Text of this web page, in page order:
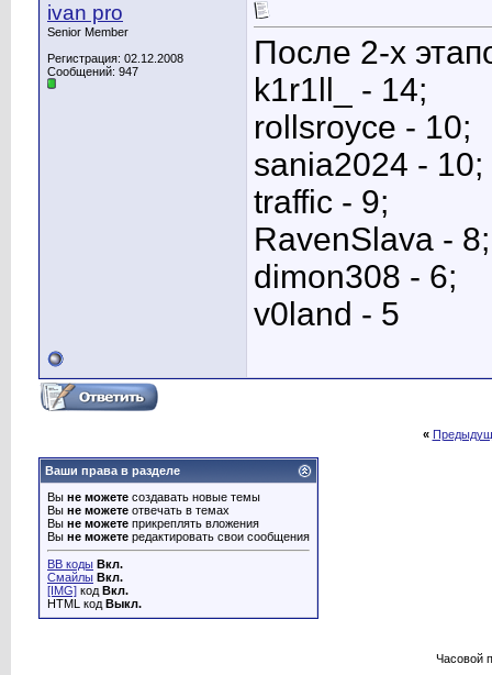
ivan pro
Senior Member
Регистрация: 02.12.2008
Сообщений: 947
После 2-х
k1r1ll_ - 14;
rollsroyce - 10;
sania2024 - 10;
traffic - 9;
RavenSlava - 8;
dimon308 - 6;
v0land - 5
«
Ваши права в разделе
Вы не можете создавать новые темы
Вы не можете отвечать в темах
Вы не можете прикреплять вложения
Вы не можете редактировать свои сообщения
BB коды Вкл.
Смайлы Вкл.
[IMG] код Вкл.
HTML код Выкл.
Часовой